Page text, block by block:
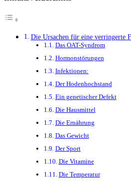
Die Ursachen für eine verringerte
Das OAT-Syndrom
Hormonstörungen
Infektionen:
Der Hodenhochstand
Ein genetischer Defekt
Die Hausmittel
Die Ernährung
Das Gewicht
Der Sport
Die Vitamine
Die Temperatur